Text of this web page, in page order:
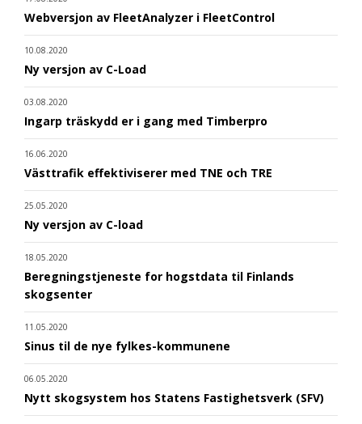
Webversjon av FleetAnalyzer i FleetControl
10.08.2020
Ny versjon av C-Load
03.08.2020
Ingarp träskydd er i gang med Timberpro
16.06.2020
Västtrafik effektiviserer med TNE och TRE
25.05.2020
Ny versjon av C-load
18.05.2020
Beregningstjeneste for hogstdata til Finlands
skogsenter
11.05.2020
Sinus til de nye fylkes-kommunene
06.05.2020
Nytt skogsystem hos Statens Fastighetsverk (SFV)